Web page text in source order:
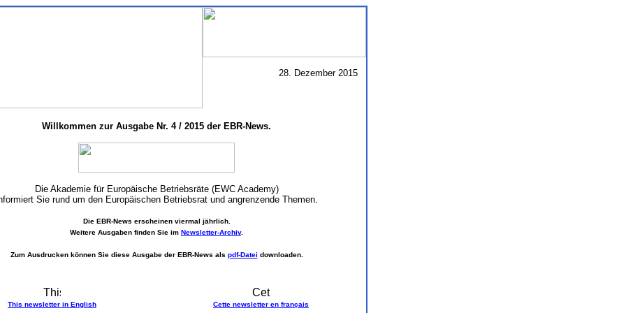
28. Dezember 2015
Willkommen zur Ausgabe Nr. 4 / 2015 der EBR-News.
Die Akademie für Europäische Betriebsräte (EWC Academy)
Sie rund um den Europäischen Betriebsrat und angrenzende Themen.
Die EBR-News erscheinen viermal jährlich.
Weitere Ausgaben finden Sie im Newsletter-Archiv.
Zum Ausdrucken können Sie diese Ausgabe der EBR-News als pdf-Datei downloaden.
This newsletter in English Cette newsletter en français